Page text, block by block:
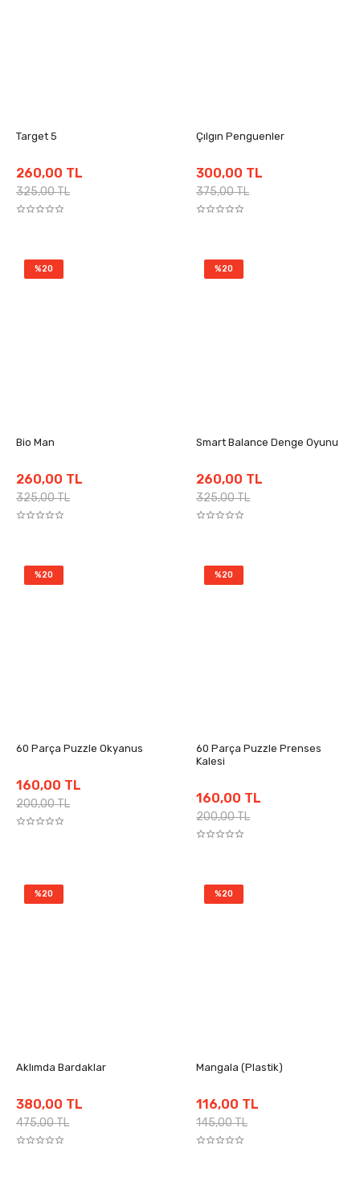
Target 5
260,00 TL
325,00 TL
Çılgın Penguenler
300,00 TL
375,00 TL
%20
Bio Man
260,00 TL
325,00 TL
%20
Smart Balance Denge Oyunu
260,00 TL
325,00 TL
%20
60 Parça Puzzle Okyanus
160,00 TL
200,00 TL
%20
60 Parça Puzzle Prenses
Kalesi
160,00 TL
200,00 TL
%20
Aklımda Bardaklar
380,00 TL
475,00 TL
%20
Mangala (Plastik)
116,00 TL
145,00 TL